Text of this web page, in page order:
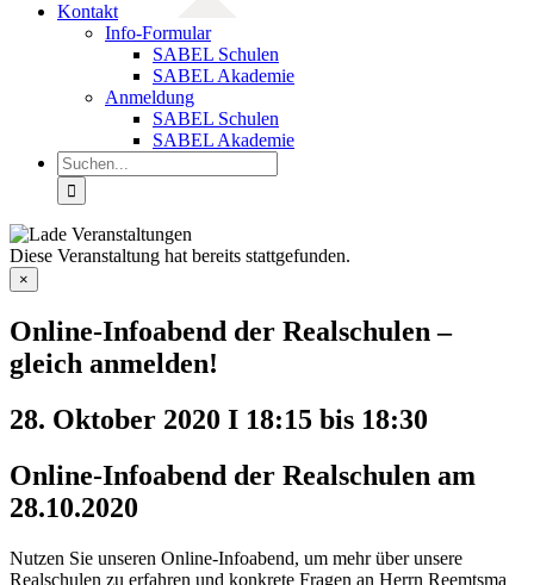
Kontakt
Info-Formular
SABEL Schulen
SABEL Akademie
Anmeldung
SABEL Schulen
SABEL Akademie
Suche
nach:
Diese Veranstaltung hat bereits stattgefunden.
×
Online-Infoabend der Realschulen –
gleich anmelden!
28. Oktober 2020 I 18:15 bis 18:30
Online-Infoabend der Realschulen am
28.10.2020
Nutzen Sie unseren Online-Infoabend, um mehr über unsere
Realschulen zu erfahren und konkrete Fragen an Herrn Reemtsma